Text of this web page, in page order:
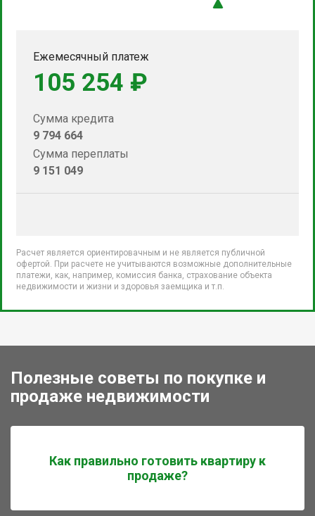
Ежемесячный платеж
105 254 ₽
Сумма кредита
9 794 664
Сумма переплаты
9 151 049
Расчет является ориентировачным и не является публичной
офертой. При расчете не учитываются возможные дополнительные
платежи, как, например, комиссия банка, страхование объекта
недвижимости и жизни и здоровья заемщика и т.п.
Полезные советы по покупке и
продаже недвижимости
Как правильно готовить квартиру к
продаже?